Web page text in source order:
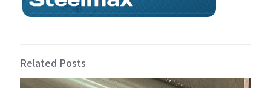
Related Posts